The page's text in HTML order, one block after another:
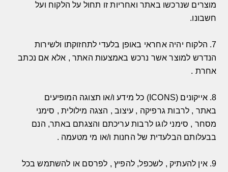
מוצרים שנרכשו באתר ואחריות זו תחול על הלקוח ועל
חשבונו.
7. הלקוח יהיה אחראי באופן בלעדי לתחזוקתו ולשירות
הנדרש למוצר אשר נרכש באמצעות האתר , אלא אם נכתב
אחרת .
8. אייקונים (ICONS) כל מידע ו/או תצוגה המופיעים
באתר , לרבות גרפיקה , עיצוב , הצגה מילולית , סימני
מסחר , סימני לוגו לרבות עריכתם והצגתם באתר, הנם
בבעלותם הבלעדית של החנות ו/או מי מטעמה .
9. אין להעתיק , לשכפל,להפיץ , לפרסם או להשתמש בכל